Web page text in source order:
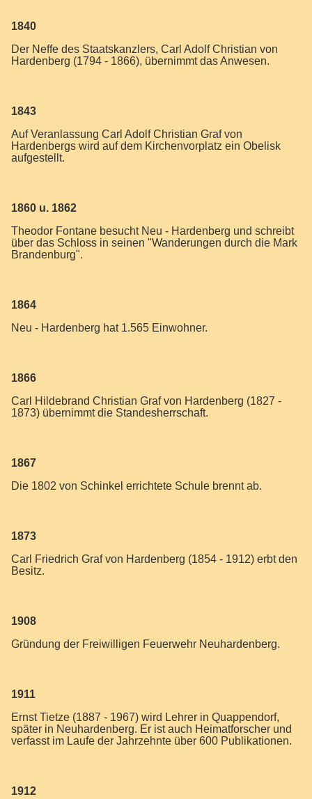
1840
Der Neffe des Staatskanzlers, Carl Adolf Christian von
Hardenberg (1794 - 1866), übernimmt das Anwesen.
1843
Auf Veranlassung Carl Adolf Christian Graf von
Hardenbergs wird auf dem Kirchenvorplatz ein Obelisk
aufgestellt.
1860 u. 1862
Theodor Fontane besucht Neu - Hardenberg und schreibt
über das Schloss in seinen "Wanderungen durch die Mark
Brandenburg".
1864
Neu - Hardenberg hat 1.565 Einwohner.
1866
Carl Hildebrand Christian Graf von Hardenberg (1827 -
1873) übernimmt die Standesherrschaft.
1867
Die 1802 von Schinkel errichtete Schule brennt ab.
1873
Carl Friedrich Graf von Hardenberg (1854 - 1912) erbt den
Besitz.
1908
Gründung der Freiwilligen Feuerwehr Neuhardenberg.
1911
Ernst Tietze (1887 - 1967) wird Lehrer in Quappendorf,
später in Neuhardenberg. Er ist auch Heimatforscher und
verfasst im Laufe der Jahrzehnte über 600 Publikationen.
1912